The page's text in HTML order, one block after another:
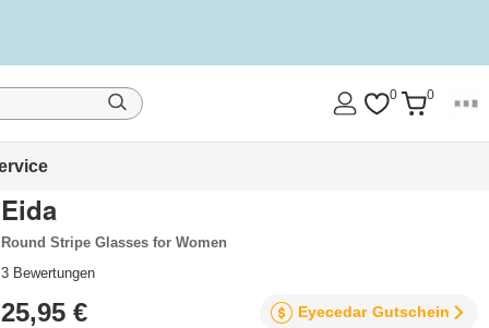
0 0
Eida
Round Stripe Glasses for Women
3 Bewertungen
25,95 € Eyecedar Gutschein